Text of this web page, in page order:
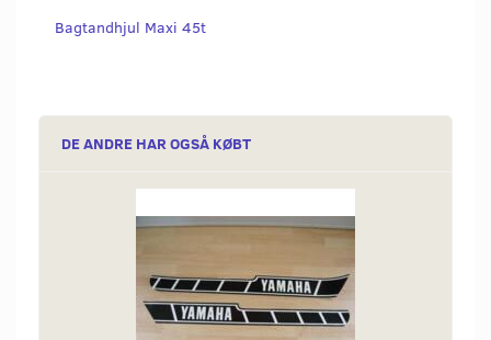
Bagtandhjul Maxi 45t
DE ANDRE HAR OGSÅ KØBT